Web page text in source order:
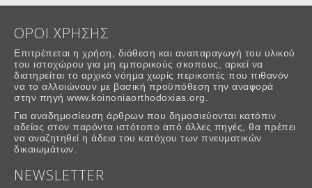
ΟΡΟΙ ΧΡΗΣΗΣ
Επιτρέπεται η χρήση, διάθεση και αναπαραγωγή του υλικού
του ιστοχώρου για μη εμπορικούς σκοπους, αρκεί να
διατηρείται το αρχικό νόημα χωρίς περικοπές που πιθανόν
να το αλλοιώνουν με βασική προϋπόθεση την αναφορά
στην πηγή www.koinoniaorthodoxias.org.
Για αναδημοσίευση άρθρων που δημοσιεύονται κατόπιν
αδείας στον παρόντα ιστότοπο από άλλες πηγές, θα πρέπει
να αναζητηθεί η άδεια του κατόχου των πνευματικών
δικαιωμάτων.
NEWSLETTER